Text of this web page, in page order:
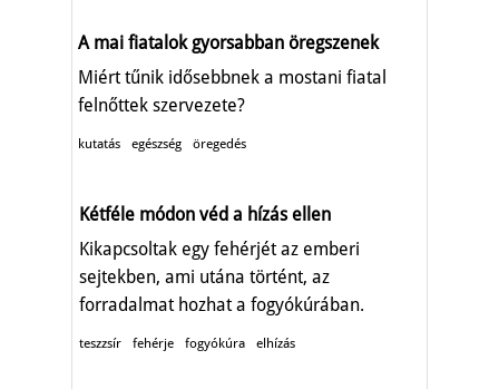
A mai fiatalok gyorsabban öregszenek
Miért tűnik idősebbnek a mostani fiatal
felnőttek szervezete?
kutatás egészség öregedés
Kétféle módon véd a hízás ellen
Kikapcsoltak egy fehérjét az emberi
sejtekben, ami utána történt, az
forradalmat hozhat a fogyókúrában.
teszzsír fehérje fogyókúra elhízás